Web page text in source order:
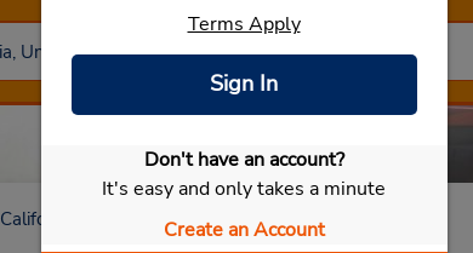
Selecionar meu carro
Terms Apply
Sign In
Don't have an account?
It's easy and only takes a minute
Create an Account
California Culver City